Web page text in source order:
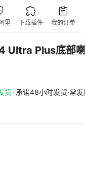
Plus底部
货 承诺48小时发货·常